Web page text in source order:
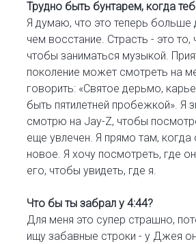
Трудно быть бунтарем, когда
Я думаю, что это теперь больше
чем восстание. Страсть - это то,
чтобы заниматься музыкой.
поколение может смотреть на
говорить: «Святое дерьмо,
быть пятилетней пробежкой». Я
смотрю на Jay-Z, чтобы
еще увлечен. Я прямо там, когда
новое. Я хочу посмотреть, где
его, чтобы увидеть, где я.
Что бы ты забрал у 4:44?
Для меня это супер страшно,
ищу забавные строки - у Джея